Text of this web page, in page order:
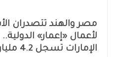
مصر والهند تتصدران
لأعمال «إعمار»
الإمارات تسجل 4.2 مليار درهم خلال 6 أشهر